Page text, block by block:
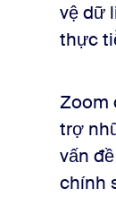
vệ dữ
thực
Zoom
trợ
vấn
chính